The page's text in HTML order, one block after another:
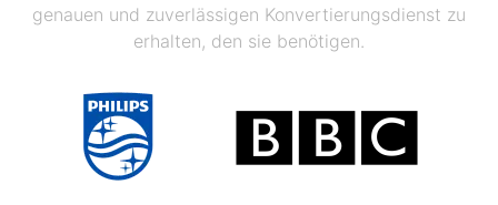
genauen und zuverlässigen Konvertierungsdienst zu
erhalten, den sie benötigen.